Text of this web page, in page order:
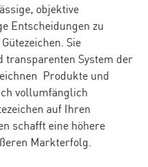
objektive
Entscheidungen zu
Sie
transparenten System der
Produkte und
vollumfänglich
auf Ihren
schafft eine höhere
Markterfolg.